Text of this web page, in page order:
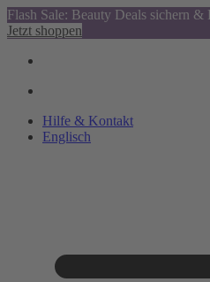
Flash Sale: Beauty Deals sichern &
Jetzt shoppen
Hilfe & Kontakt
Englisch